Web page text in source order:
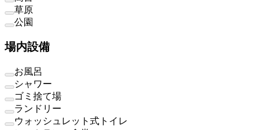
草原
公園
場内設備
お風呂
シャワー
ゴミ捨て場
ランドリー
ウォッシュレット式トイレ